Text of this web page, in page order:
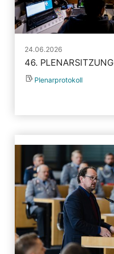
24.06.2026
46. PLENARSITZUNG
Plenarprotokoll